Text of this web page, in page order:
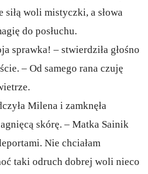
woli mistyczki, a słowa
do posłuchu.
sprawka! – stwierdziła głośno
– Od samego rana czuję
Milena i zamknęła
skórę. – Matka Sainik
Nie chciałam
taki odruch dobrej woli nieco